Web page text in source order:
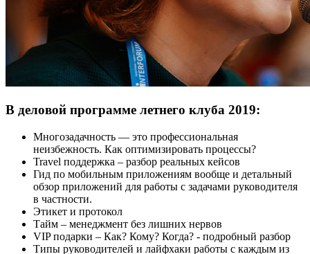
В деловой программе летнего клуба 2019:
Многозадачность — это профессиональная
неизбежность. Как оптимизировать процессы?
Travel поддержка – разбор реальных кейсов
Гид по мобильным приложениям вообще и детальный
обзор приложений для работы с задачами руководителя
в частности.
Этикет и протокол
Тайм – менеджмент без лишних нервов
VIP подарки – Как? Кому? Когда? - подробный разбор
Типы руководителей и лайфхаки работы с каждым из